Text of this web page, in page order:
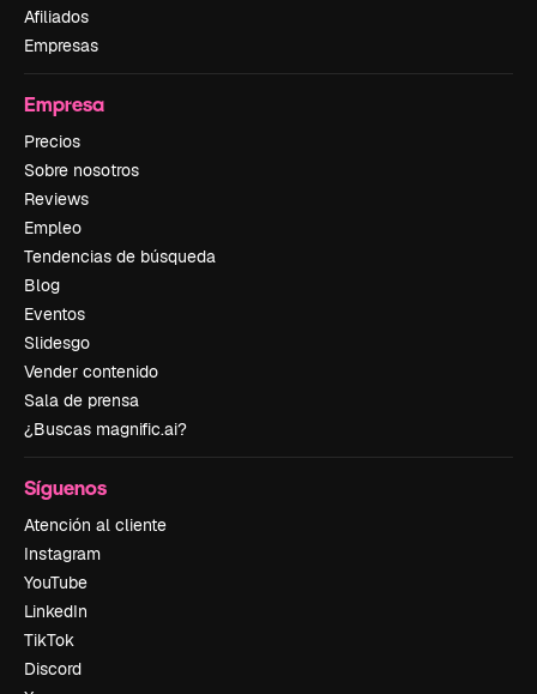
Afiliados
Empresas
Empresa
Precios
Sobre nosotros
Reviews
Empleo
Tendencias de búsqueda
Blog
Eventos
Slidesgo
Vender contenido
Sala de prensa
¿Buscas magnific.ai?
Síguenos
Atención al cliente
Instagram
YouTube
LinkedIn
TikTok
Discord